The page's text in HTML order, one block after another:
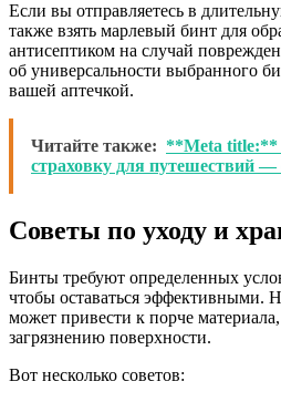
Если вы отправляетесь в
также взять марлевый бинт для
антисептиком на случай
об универсальности выбранного
вашей аптечкой.
Читайте также: **Meta
страховку для путешествий
Советы по уходу и
Бинты требуют определенных
чтобы оставаться эффективными.
может привести к порче
загрязнению поверхности.
Вот несколько советов: